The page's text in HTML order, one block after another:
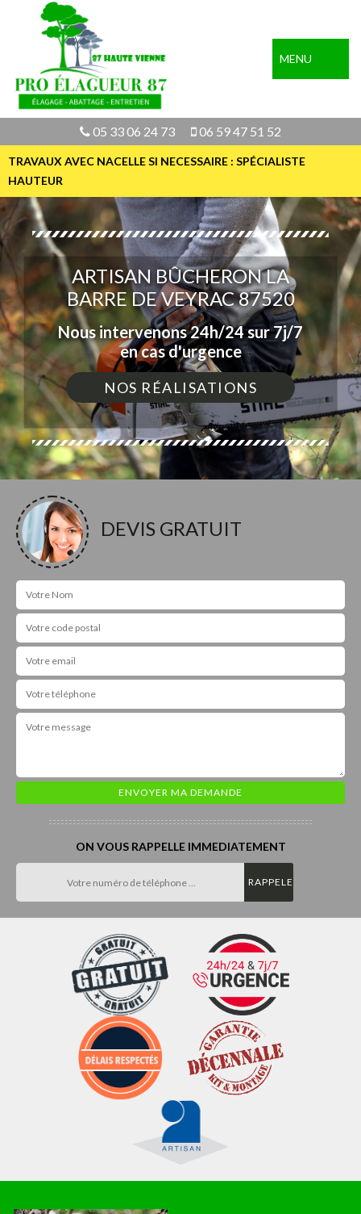
MENU
05 33 06 24 73 06 59 47 51 52
TRAVAUX AVEC NACELLE SI NECESSAIRE : SPÉCIALISTE
HAUTEUR
ARTISAN BÛCHERON LA
BARRE DE VEYRAC 87520
Nous intervenons 24h/24 sur 7j/7
en cas d'urgence
NOS RÉALISATIONS
DEVIS GRATUIT
ON VOUS RAPPELLE IMMEDIATEMENT